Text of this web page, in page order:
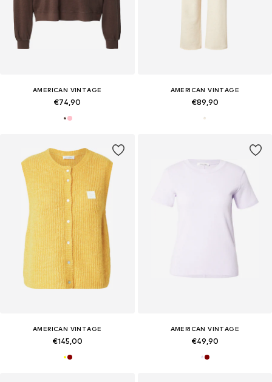
AMERICAN VINTAGE
€74,90
AMERICAN VINTAGE
€89,90
AMERICAN VINTAGE
€145,00
AMERICAN VINTAGE
€49,90